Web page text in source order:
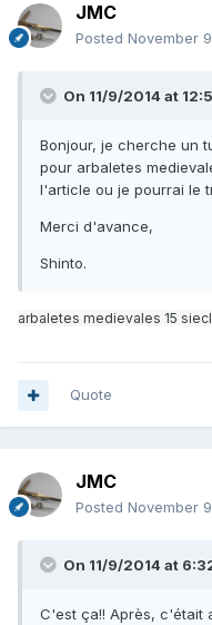
JMC
Posted November
On 11/9/2014 at
Bonjour, je cherche un
pour arbaletes
l'article ou je pourrai le
Merci d'avance,
Shinto.
arbaletes medievales 15
Quote
JMC
Posted November
On 11/9/2014 at
C'est ça!! Après, c'était